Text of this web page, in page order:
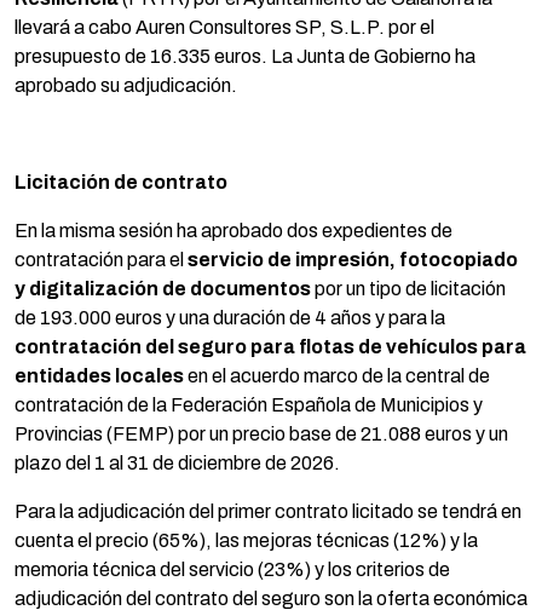
llevará a cabo Auren Consultores SP, S.L.P. por el
presupuesto de 16.335 euros. La Junta de Gobierno ha
aprobado su adjudicación.
Licitación de contrato
En la misma sesión ha aprobado dos expedientes de
contratación para el servicio de impresión, fotocopiado
y digitalización de documentospor un tipo de licitación
de 193.000 euros y una duración de 4 años y para la
contratación del seguro para flotas de vehículos para
entidades localesen el acuerdo marco de la central de
contratación de la Federación Española de Municipios y
Provincias (FEMP) por un precio base de 21.088 euros y un
plazo del 1 al 31 de diciembre de 2026.
Para la adjudicación del primer contrato licitado se tendrá en
cuenta el precio (65%), las mejoras técnicas (12%) y la
memoria técnica del servicio (23%) y los criterios de
adjudicación del contrato del seguro son la oferta económica